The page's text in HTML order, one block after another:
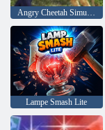
Lampe Smash Lite